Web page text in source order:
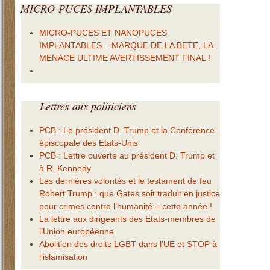
MICRO-PUCESIMPLANTABLES
MICRO-PUCES ET NANOPUCES
IMPLANTABLES – MARQUE DE LA BETE, LA
MENACE ULTIME AVERTISSEMENT FINAL !
Lettresaux politiciens
PCB : Le président D. Trump et la Conférence
épiscopale des Etats-Unis
PCB : Lettre ouverte au président D. Trump et
à R. Kennedy
Les dernières volontés et le testament de feu
Robert Trump : que Gates soit traduit en justice
pour crimes contre l’humanité – cette année !
La lettre aux dirigeants des Etats-membres de
l’Union européenne.
Abolition des droits LGBT dans l’UE et STOP à
l’islamisation